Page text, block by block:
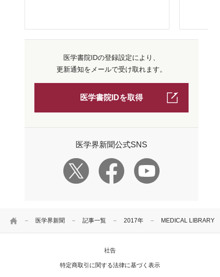
HOME 医学界新聞 記事一覧 2017年 MEDICAL LIBRARY
医学書院IDの登録設定により、
更新通知をメールで受け取れます。
医学書院IDを取得
医学界新聞公式SNS
社告
特定商取引に関する法律に基づく表示